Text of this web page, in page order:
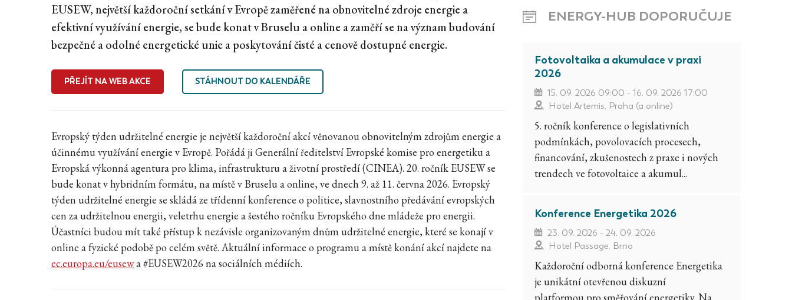
EUSEW, největší každoroční setkání v Evropě zaměřené na obnovitelné zdroje energie a
efektivní využívání energie, se bude konat v Bruselu a online a zaměří se na význam budování
bezpečné a odolné energetické unie a poskytování čisté a cenově dostupné energie.
PŘEJÍT NA WEB AKCE STÁHNOUT DO KALENDÁŘE
Evropský týden udržitelné energie je největší každoroční akcí věnovanou obnovitelným zdrojům energie a
účinnému využívání energie v Evropě. Pořádá ji Generální ředitelství Evropské komise pro energetiku a
Evropská výkonná agentura pro klima, infrastrukturu a životní prostředí (CINEA). 20. ročník EUSEW se
bude konat v hybridním formátu, na místě v Bruselu a online, ve dnech 9. až 11. června 2026. Evropský
týden udržitelné energie se skládá ze třídenní konference o politice, slavnostního předávání evropských
cen za udržitelnou energii, veletrhu energie a šestého ročníku Evropského dne mládeže pro energii.
Účastníci budou mít také přístup k nezávisle organizovaným dnům udržitelné energie, které se konají v
online a fyzické podobě po celém světě. Aktuální informace o programu a místě konání akcí najdete na
ec.europa.eu/eusewa #EUSEW2026 na sociálních médiích.
ENERGY-HUB DOPORUČUJE
Fotovoltaika a akumulace v praxi
2026
15. 09. 2026 09:00 - 16. 09. 2026 17:00
Hotel Artemis, Praha (a online)
5. ročník konference o legislativních
podmínkách, povolovacích procesech,
financování, zkušenostech z praxe i nových
trendech ve fotovoltaice a akumul...
Konference Energetika 2026
23. 09. 2026 - 24. 09. 2026
Hotel Passage, Brno
Každoroční odborná konference Energetika
je unikátní otevřenou diskuzní